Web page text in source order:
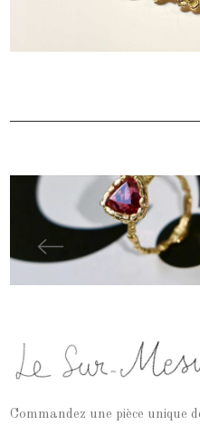
Commandez une pièce unique